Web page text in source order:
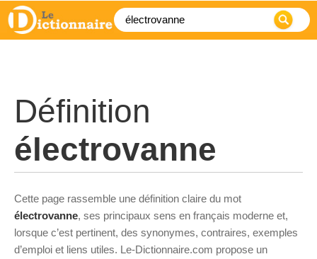
Définition
électrovanne
Cette page rassemble une définition claire du mot
électrovanne, ses principaux sens en français moderne et,
lorsque c’est pertinent, des synonymes, contraires, exemples
d’emploi et liens utiles. Le-Dictionnaire.com propose un